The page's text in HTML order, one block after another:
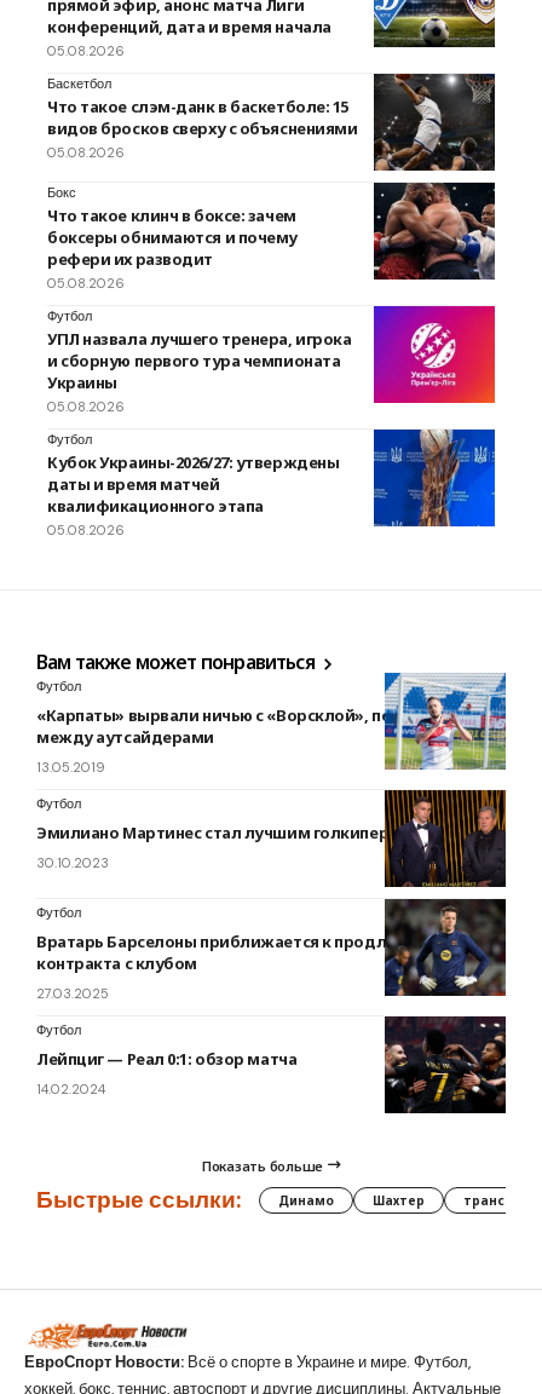
прямой эфир, анонс матча Лиги
конференций, дата и время начала
05.08.2026
Баскетбол
Что такое слэм-данк в баскетболе: 15
видов бросков сверху с объяснениями
05.08.2026
Бокс
Что такое клинч в боксе: зачем
боксеры обнимаются и почему
рефери их разводит
05.08.2026
Футбол
УПЛ назвала лучшего тренера, игрока
и сборную первого тура чемпионата
Украины
05.08.2026
Футбол
Кубок Украины-2026/27: утверждены
даты и время матчей
квалификационного этапа
05.08.2026
Вам также может понравиться
Футбол
«Карпаты» вырвали ничью с «Ворсклой», перестрелка
между аутсайдерами
13.05.2019
Футбол
Эмилиано Мартинес стал лучшим голкипером 2023 года
30.10.2023
Футбол
Вратарь Барселоны приближается к продлению
контракта с клубом
27.03.2025
Футбол
Лейпциг — Реал 0:1: обзор матча
14.02.2024
Показать больше
Быстрые ссылки: Динамо Шахтер трансферы
ЕвроСпорт Новости: Всё о спорте в Украине и мире. Футбол,
хоккей, бокс, теннис, автоспорт и другие дисциплины. Актуальные